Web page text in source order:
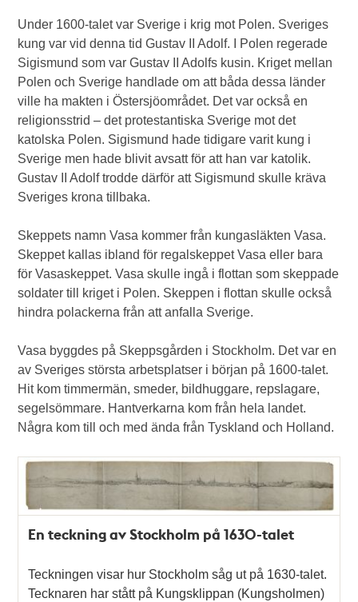
Under 1600-talet var Sverige i krig mot Polen. Sveriges
kung var vid denna tid Gustav II Adolf. I Polen regerade
Sigismund som var Gustav II Adolfs kusin. Kriget mellan
Polen och Sverige handlade om att båda dessa länder
ville ha makten i Östersjöområdet. Det var också en
religionsstrid – det protestantiska Sverige mot det
katolska Polen. Sigismund hade tidigare varit kung i
Sverige men hade blivit avsatt för att han var katolik.
Gustav II Adolf trodde därför att Sigismund skulle kräva
Sveriges krona tillbaka.
Skeppets namn Vasa kommer från kungasläkten Vasa.
Skeppet kallas ibland för regalskeppet Vasa eller bara
för Vasaskeppet. Vasa skulle ingå i flottan som skeppade
soldater till kriget i Polen. Skeppen i flottan skulle också
hindra polackerna från att anfalla Sverige.
Vasa byggdes på Skeppsgården i Stockholm. Det var en
av Sveriges största arbetsplatser i början på 1600-talet.
Hit kom timmermän, smeder, bildhuggare, repslagare,
segelsömmare. Hantverkarna kom från hela landet.
Några kom till och med ända från Tyskland och Holland.
En teckning av Stockholm på 1630-talet
Teckningen visar hur Stockholm såg ut på 1630-talet.
Tecknaren har stått på Kungsklippan (Kungsholmen)